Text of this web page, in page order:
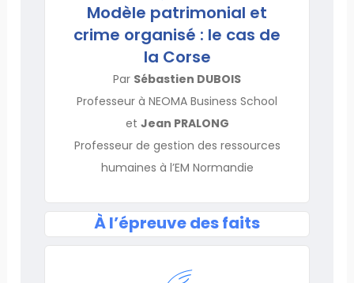
Modèle patrimonial et
crime organisé : le cas de
la Corse
Par Sébastien DUBOIS
Professeur à NEOMA Business School
et Jean PRALONG
Professeur de gestion des ressources
humaines à l’EM Normandie
À l’épreuve des faits